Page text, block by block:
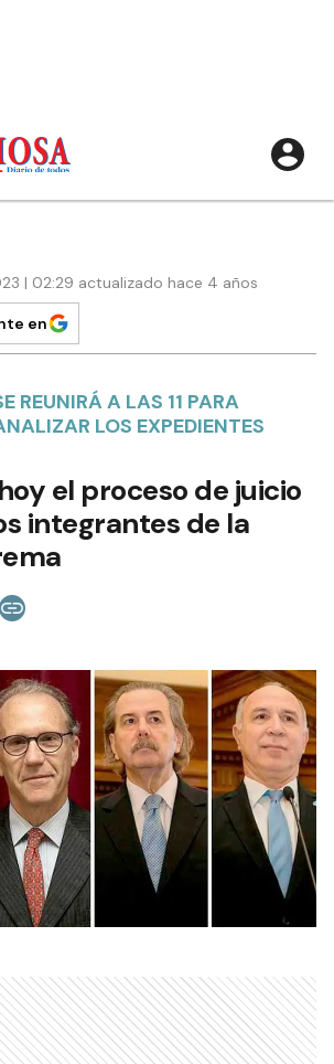
| 02:29 actualizado hace 4 años
en
REUNIRÁ A LAS 11 PARA
LOS EXPEDIENTES
el proceso de juicio
integrantes de la